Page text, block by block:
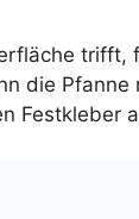
trifft,
die
Festkleber